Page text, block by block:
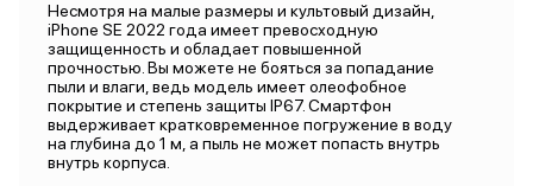
Несмотря на малые размеры и культовый дизайн,
iPhone SE 2022 года имеет превосходную
защищенность и обладает повышенной
прочностью. Вы можете не бояться за попадание
пыли и влаги, ведь модель имеет олеофобное
покрытие и степень защиты IP67. Смартфон
выдерживает кратковременное погружение в воду
на глубина до 1 м, а пыль не может попасть внутрь
внутрь корпуса.